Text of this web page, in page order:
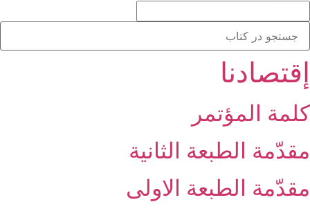
إقتصادنا
كلمة المؤتمر
مقدّمة الطبعة الثانية
مقدّمة الطبعة الاولى‏